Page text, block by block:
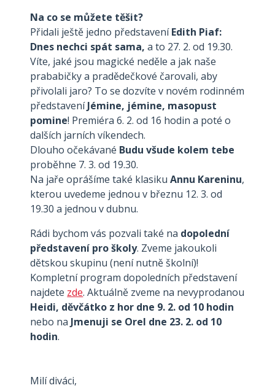
Na co se můžete těšit?
Přidali ještě jedno představeníEdith Piaf:
Dnes nechci spát sama,a to 27. 2. od 19.30.
Víte, jaké jsou magické neděle a jak naše
prababičky a pradědečkové čarovali, aby
přivolali jaro? To se dozvíte v novém rodinném
představeníJémine, jémine, masopust
pomine! Premiéra 6. 2. od 16 hodin a poté o
dalších jarních víkendech.
Dlouho očekávané Budu všude kolem tebe
proběhne 7. 3. od 19.30.
Na jaře oprášíme také klasikuAnnu Kareninu,
kterou uvedeme jednou v březnu 12. 3. od
19.30 a jednou v dubnu.
Rádi bychom vás pozvali také na dopolední
představení pro školy. Zveme jakoukoli
dětskou skupinu (není nutně školní)!
Kompletní program dopoledních představení
najdete zde. Aktuálně zveme na nevyprodanou
Heidi, děvčátko z hor dne 9. 2. od 10 hodin
nebo na Jmenuji se Orel dne 23. 2. od 10
hodin.
Milí diváci,